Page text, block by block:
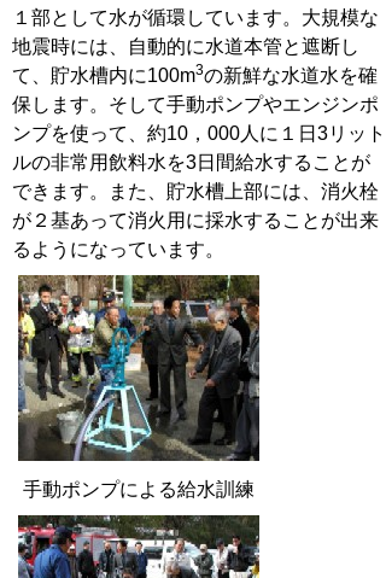
１部として水が循環しています。大規模な
地震時には、自動的に水道本管と遮断し
て、貯水槽内に100m3の新鮮な水道水を確
保します。そして手動ポンプやエンジンポ
ンプを使って、約10，000人に１日3リット
ルの非常用飲料水を3日間給水することが
できます。また、貯水槽上部には、消火栓
が２基あって消火用に採水することが出来
るようになっています。
手動ポンプによる給水訓練